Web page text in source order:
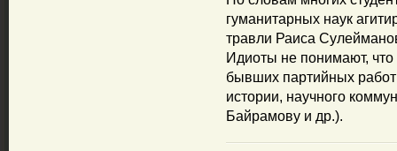
гуманитарных наук
травли Раиса
Идиоты не понимают,
бывших партийных
истории, научного
Байрамову и др.).